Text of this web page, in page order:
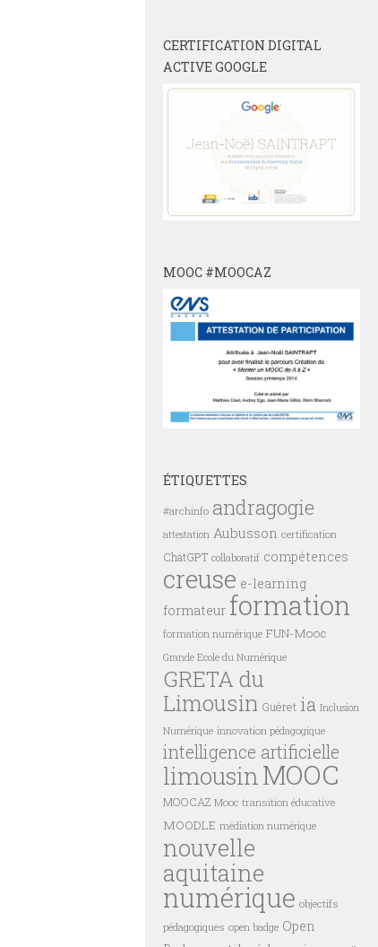
CERTIFICATION DIGITAL
ACTIVE GOOGLE
MOOC #MOOCAZ
ÉTIQUETTES
#archinfo andragogie
attestation Aubusson certification
ChatGPT collaboratif compétences
creuse e-learning
formateur formation
formation numérique FUN-Mooc
Grande Ecole du Numérique
GRETA du
Limousin Guéret ia Inclusion
Numérique innovation pédagogique
intelligence artificielle
limousin MOOC
MOOCAZ Mooc transition éducative
MOODLE médiation numérique
nouvelle
aquitaine
numérique objectifs
pédagogiques open badge Open